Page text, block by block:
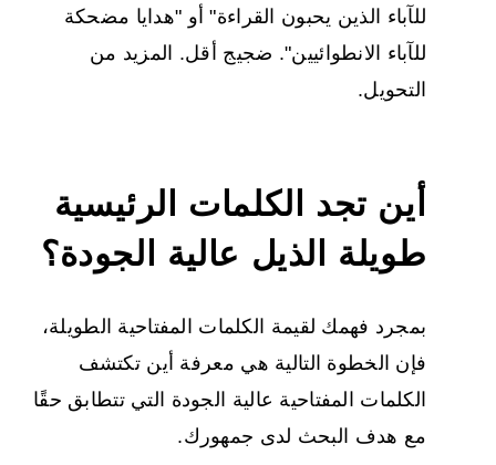
للآباء الذين يحبون القراءة" أو "هدايا مضحكة
للآباء الانطوائيين". ضجيج أقل. المزيد من
التحويل.
أين تجد الكلمات الرئيسية
طويلة الذيل عالية الجودة؟
بمجرد فهمك لقيمة الكلمات المفتاحية الطويلة،
فإن الخطوة التالية هي معرفة أين تكتشف
الكلمات المفتاحية عالية الجودة التي تتطابق حقًا
مع هدف البحث لدى جمهورك.